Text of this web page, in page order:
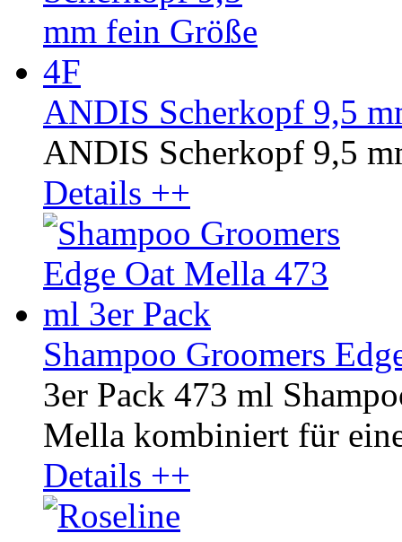
ANDIS Scherkopf 9,5
ANDIS Scherkopf 9,5
Details ++
Shampoo Groomers
3er Pack 473 ml
Mella kombiniert für
Details ++